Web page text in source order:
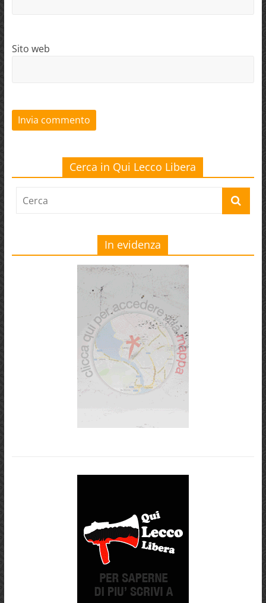
Sito web
Cerca in Qui Lecco Libera
In evidenza